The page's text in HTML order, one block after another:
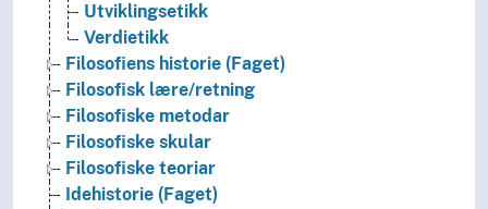
Utviklingsetikk
Verdietikk
Filosofiens historie (Faget)
Filosofisk lære/retning
Filosofiske metodar
Filosofiske skular
Filosofiske teoriar
Idehistorie (Faget)